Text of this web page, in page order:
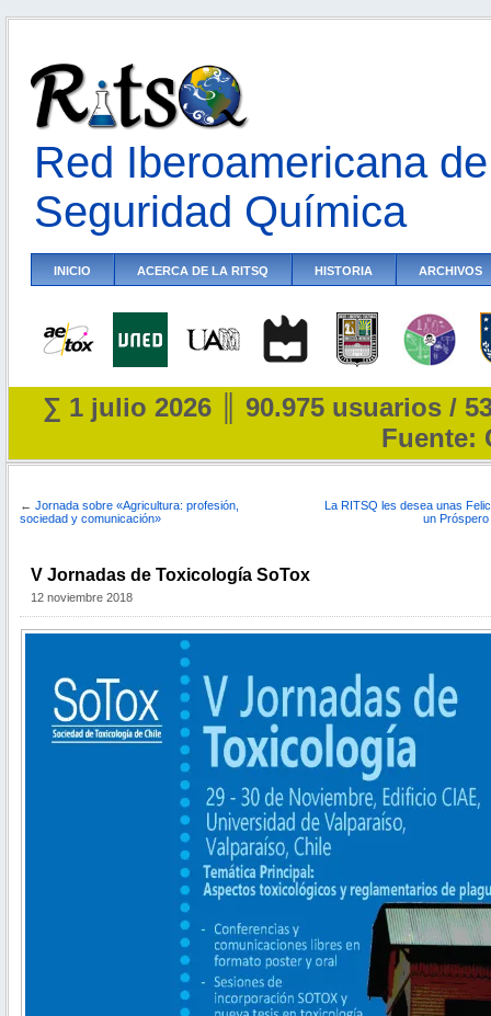
Red Iberoamericana
Seguridad Química
INICIO ACERCA DE LA RITSQ HISTORIA ARCHIVOS
∑ 1 julio 2026 ║ 90.975 usuarios /
Fuente:
← Jornada sobre «Agricultura: profesión,
sociedad y comunicación»
La RITSQ les desea unas
un Próspero
V Jornadas de Toxicología SoTox
12 noviembre 2018